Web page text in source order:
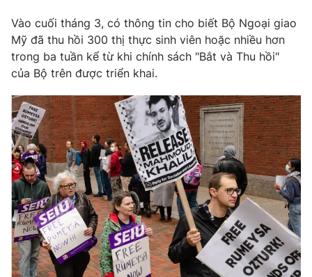
Tư vấn
Chuyên mục khác
Emagazine
Photo Infographic
Video Shorts video
VTV Money VTV Thể thao
VTV Sức khoẻ Bất động sản
Vào cuối tháng 3, có thông tin cho biết Bộ Ngoại giao
Mỹ đã thu hồi 300 thị thực sinh viên hoặc nhiều hơn
trong ba tuần kể từ khi chính sách "Bắt và Thu hồi"
của Bộ trên được triển khai.